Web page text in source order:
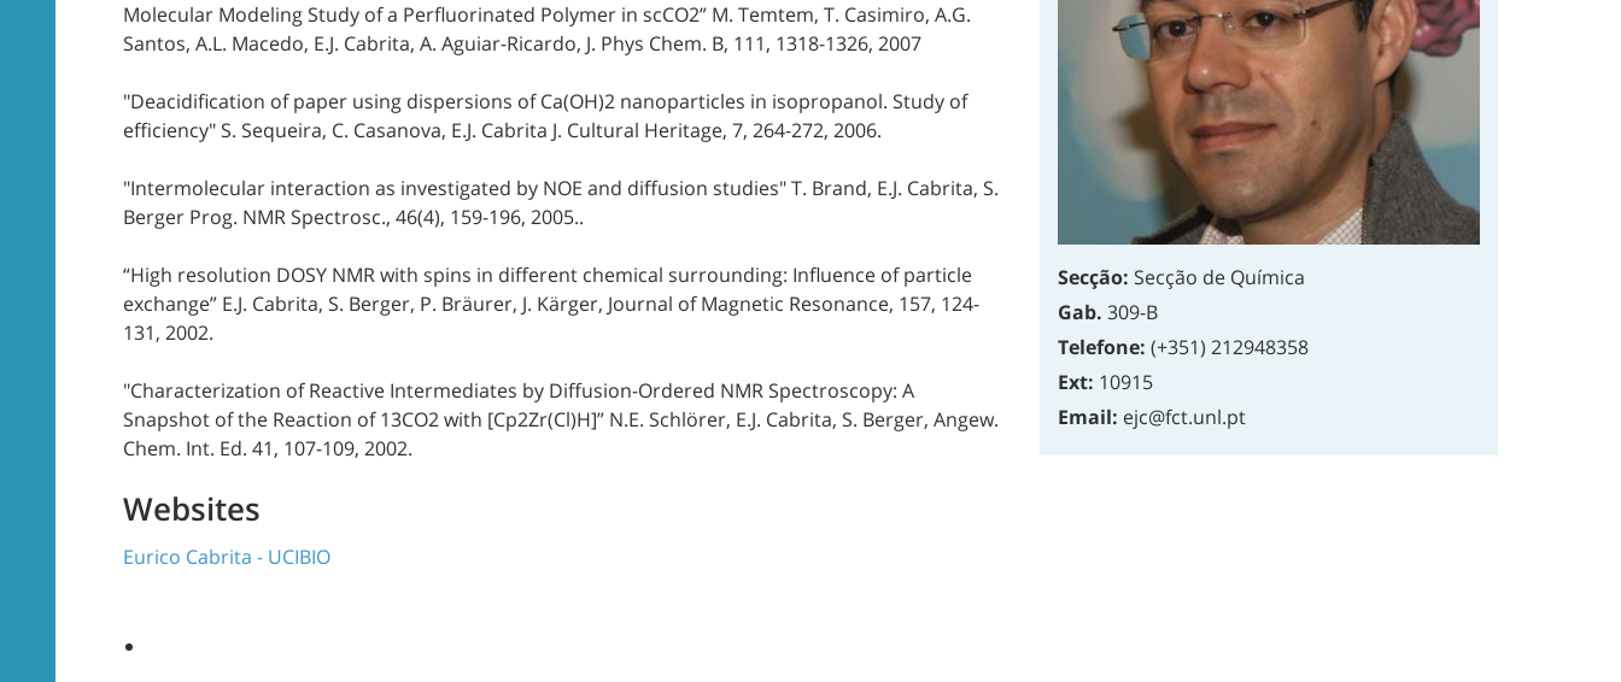
Secção: Secção de Química
Gab. 309-B
Telefone: (+351) 212948358
Ext: 10915
Email: ejc@fct.unl.pt
Molecular Modeling Study of a Perfluorinated Polymer in scCO2” M. Temtem, T. Casimiro, A.G.
Santos, A.L. Macedo, E.J. Cabrita, A. Aguiar-Ricardo, J. Phys Chem. B, 111, 1318-1326, 2007
"Deacidification of paper using dispersions of Ca(OH)2 nanoparticles in isopropanol. Study of
efficiency" S. Sequeira, C. Casanova, E.J. Cabrita J. Cultural Heritage, 7, 264-272, 2006.
"Intermolecular interaction as investigated by NOE and diffusion studies" T. Brand, E.J. Cabrita, S.
Berger Prog. NMR Spectrosc., 46(4), 159-196, 2005..
“High resolution DOSY NMR with spins in different chemical surrounding: Influence of particle
exchange” E.J. Cabrita, S. Berger, P. Bräurer, J. Kärger, Journal of Magnetic Resonance, 157, 124-
131, 2002.
"Characterization of Reactive Intermediates by Diffusion-Ordered NMR Spectroscopy: A
Snapshot of the Reaction of 13CO2 with [Cp2Zr(Cl)H]” N.E. Schlörer, E.J. Cabrita, S. Berger, Angew.
Chem. Int. Ed. 41, 107-109, 2002.
Websites
Eurico Cabrita - UCIBIO